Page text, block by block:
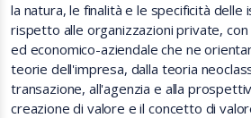
la natura, le finalità e le specificità delle
rispetto alle organizzazioni private,
ed economico-aziendale che ne
teorie dell'impresa, dalla teoria
transazione, all'agenzia e alla
creazione di valore e il concetto di